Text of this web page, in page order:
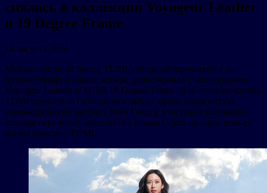
снялась в коллекции Voyageur Leather
и 19 Degree Frame
14 августа 2024
Международный бренд TUMI, специализирующийся на
путешествиях и образе жизни, дебютировал с коллекциями
Voyageur Leather и TUMI 19 Degree Frame. Для этого компания
TUMI привлекла глобального амбассадора, знаменитую
южнокорейскую актрису Мун Гаён, к участию в кампании,
которая переносит зрителей на улицы Сеула на один день ее
жизни вместе с TUMI.